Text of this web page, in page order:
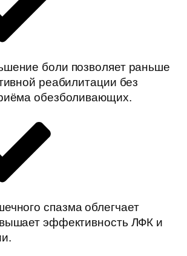
боли позволяет раньше
реабилитации без
обезболивающих.
спазма облегчает
эффективность ЛФК и